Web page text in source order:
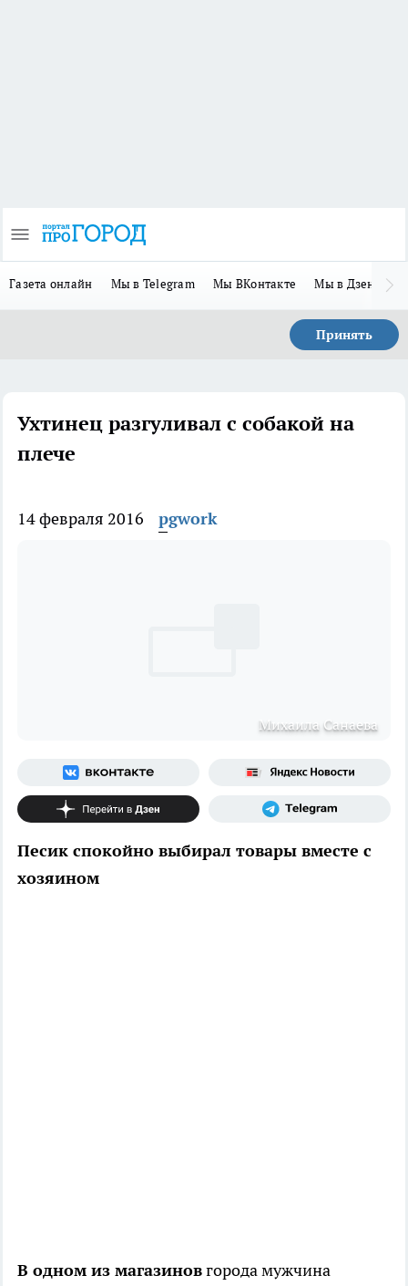
Газета онлайн Мы в Telegram Мы ВКонтакте Мы в Дзене
Принять
Ухтинец разгуливал с собакой на
плече
14 февраля 2016 pgwork
Михаила Санаева
Песик спокойно выбирал товары вместе с
хозяином
В одном из магазиновгорода мужчина